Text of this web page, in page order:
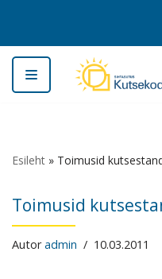
Skip
to
content
Esileht » Toimusid
Toimusid
Autoradmin 10.03.2011